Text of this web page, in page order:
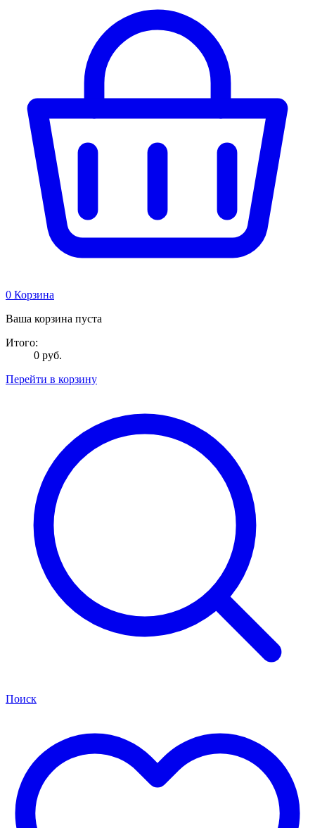
0 Корзина
Ваша корзина пуста
Итого:
0 руб.
Перейти в корзину
Поиск